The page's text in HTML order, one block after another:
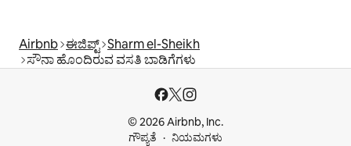
Airbnb ಈಜಿಪ್ಟ್ Sharm el-Sheikh
ಸೌನಾ ಹೊಂದಿರುವ ವಸತಿ ಬಾಡಿಗೆಗಳು
© 2026 Airbnb, Inc.
ಗೌಪ್ಯತೆ
ನಿಯಮಗಳು